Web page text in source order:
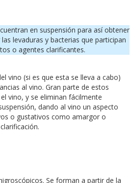
en suspensión para así obtener
levaduras y bacterias que participan
o agentes clarificantes.
vino (si es que esta se lleva a cabo)
al vino. Gran parte de estos
vino, y se eliminan fácilmente
dando al vino un aspecto
o gustativos como amargor o
Se forman a partir de la